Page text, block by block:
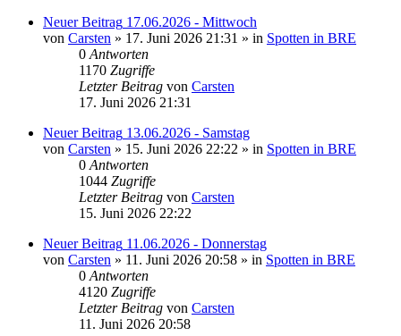
Neuer Beitrag 17.06.2026 - Mittwoch
von Carsten » 17. Juni 2026 21:31 » in Spotten in BRE
0 Antworten
1170 Zugriffe
Letzter Beitrag von Carsten
17. Juni 2026 21:31
Neuer Beitrag 13.06.2026 - Samstag
von Carsten » 15. Juni 2026 22:22 » in Spotten in BRE
0 Antworten
1044 Zugriffe
Letzter Beitrag von Carsten
15. Juni 2026 22:22
Neuer Beitrag 11.06.2026 - Donnerstag
von Carsten » 11. Juni 2026 20:58 » in Spotten in BRE
0 Antworten
4120 Zugriffe
Letzter Beitrag von Carsten
11. Juni 2026 20:58